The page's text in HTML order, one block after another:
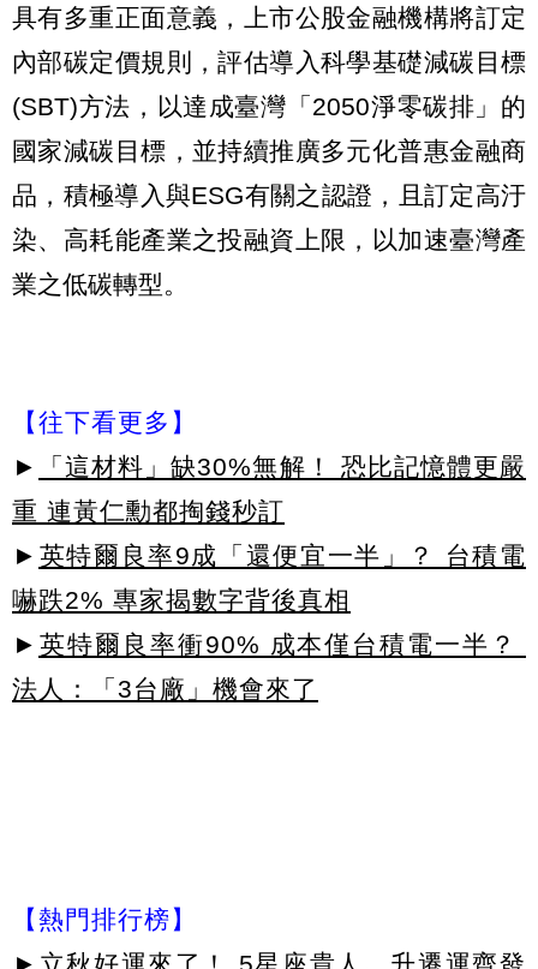
具有多重正面意義，上市公股金融機構將訂定
內部碳定價規則，評估導入科學基礎減碳目標
(SBT)方法，以達成臺灣「2050淨零碳排」的
國家減碳目標，並持續推廣多元化普惠金融商
品，積極導入與ESG有關之認證，且訂定高汙
染、高耗能產業之投融資上限，以加速臺灣產
業之低碳轉型。
【往下看更多】
►
「這材料」缺30%無解！ 恐比記憶體更嚴
重 連黃仁勳都掏錢秒訂
► 英特爾良率9成「還便宜一半」？ 台積電
嚇跌2% 專家揭數字背後真相
► 英特爾良率衝90% 成本僅台積電一半？
法人：「3台廠」機會來了
【熱門排行榜】